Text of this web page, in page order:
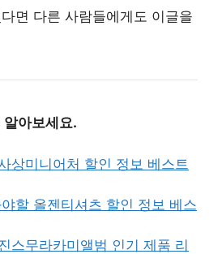
면 다른 사람들에게도 이글을
아보세요.
상미니어처 할인 정보 베스트
할 올젠티셔츠 할인 정보 베스
스무라카미앨범 인기 제품 리